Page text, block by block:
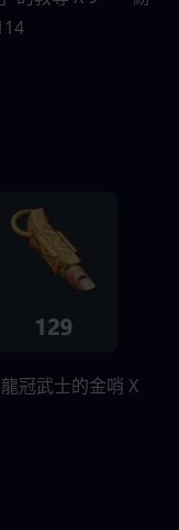
冠武士的金哨 X